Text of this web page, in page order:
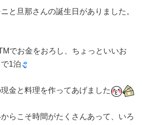
と旦那さんの誕生日がありました。
でお金をおろし、ちょっといいお
1泊
金と料理を作ってあげました
らこそ時間がたくさんあって、いろ